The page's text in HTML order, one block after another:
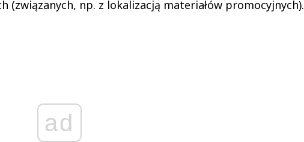
(związanych, np. z lokalizacją materiałów promocyjnych).
ad